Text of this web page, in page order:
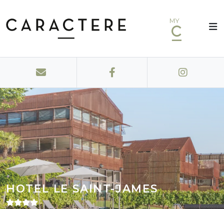
MY
HOTEL LE SAINT-JAMES